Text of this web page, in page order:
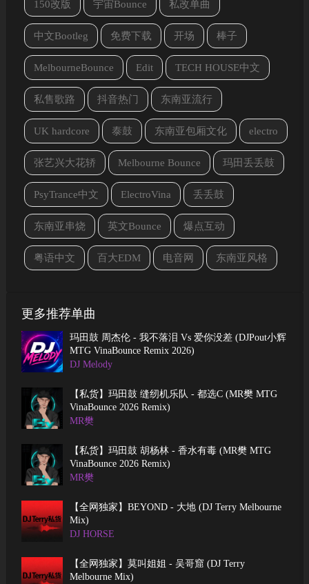
150改版 宇宙Bounce 私改单曲
中文Bootleg 免费下载 开场 棒子
MelbourneBounce Edit TECH HOUSE中文
私售歌路 抖音热门 东南亚流行
UK hardcore 泰鼓 东南亚包厢文化 electro
张艺兴大花轿 Melbourne Bounce 玛田丢丢鼓
PsyTrance中文 ElectroVina 丢丢鼓
东南亚串烧 英文Bounce 爆点互动
粤语中文 百大EDM 电音网 东南亚风格
更多推荐单曲
玛田鼓 周杰伦 - 我不落泪 Vs 爱你没差 (DJPout小辉
MTG VinaBounce Remix 2026)
DJ Melody
【私货】玛田鼓 缝纫机乐队 - 都选C (MR樊 MTG
VinaBounce 2026 Remix)
MR樊
【私货】玛田鼓 胡杨林 - 香水有毒 (MR樊 MTG
VinaBounce 2026 Remix)
MR樊
【全网独家】BEYOND - 大地 (DJ Terry Melbourne
Mix)
DJ HORSE
【全网独家】莫叫姐姐 - 吴哥窟 (DJ Terry
Melbourne Mix)